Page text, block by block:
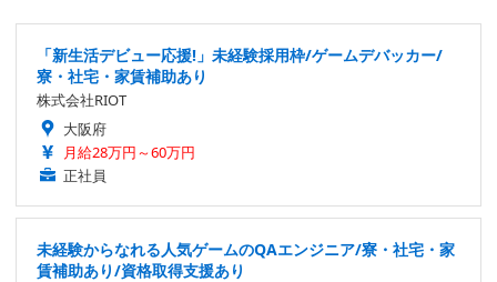
「新生活デビュー応援!」未経験採用枠/ゲームデバッカー/
寮・社宅・家賃補助あり
株式会社RIOT
大阪府
月給28万円～60万円
正社員
未経験からなれる人気ゲームのQAエンジニア/寮・社宅・家
賃補助あり/資格取得支援あり